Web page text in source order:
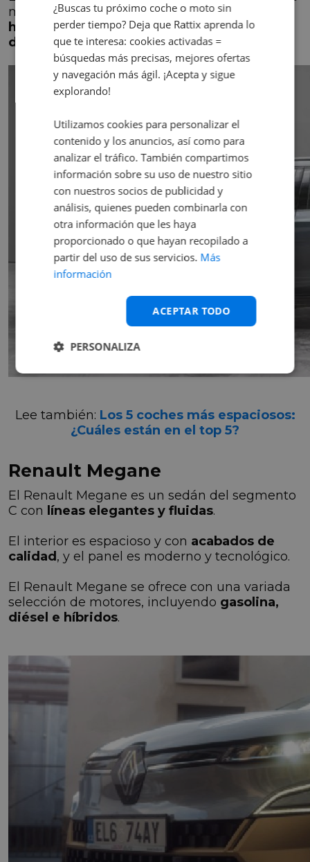
motores:gasolina, diésel, mild-hybrid e
híbrido enchufable, además de laversión
deportiva GT con opción de gas metano
Lee también: Los 5 coches más espaciosos:
¿Cuáles están en el top 5?
Renault Megane
El Renault Megane es un sedán del segmento
C con líneas elegantes y fluidas.
El interior es espacioso y con acabados de
calidad, y el panel es moderno y tecnológico.
El Renault Megane se ofrece con una variada
selección de motores, incluyendo gasolina,
diésel e híbridos.
¿Buscas tu próximo coche o moto sin
perder tiempo? Deja que Rattix aprenda lo
que te interesa: cookies activadas =
búsquedas más precisas, mejores ofertas
y navegación más ágil. ¡Acepta y sigue
explorando!
Utilizamos cookies para personalizar el
contenido y los anuncios, así como para
analizar el tráfico. También compartimos
información sobre su uso de nuestro sitio
con nuestros socios de publicidad y
análisis, quienes pueden combinarla con
otra información que les haya
proporcionado o que hayan recopilado a
partir del uso de sus servicios. Más
información
ACEPTAR TODO
PERSONALIZA